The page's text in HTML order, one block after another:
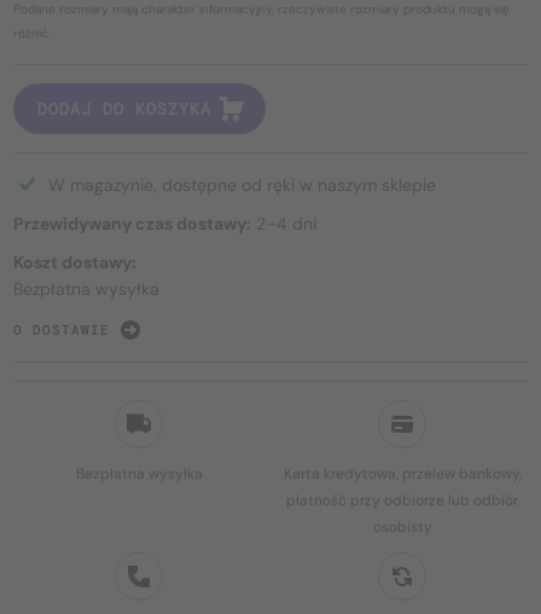
Bezpłatna wysyłka
Karta kredytowa, przelew bankowy,
płatność przy odbiorze lub odbiór
osobisty
Podane rozmiary mają charakter informacyjny, rzeczywiste rozmiary produktu mogą się
różnić.
DODAJ DO KOSZYKA
W magazynie, dostępne od ręki w naszym sklepie
Przewidywany czas dostawy: 2–4 dni
Koszt dostawy:
Bezpłatna wysyłka
O DOSTAWIE